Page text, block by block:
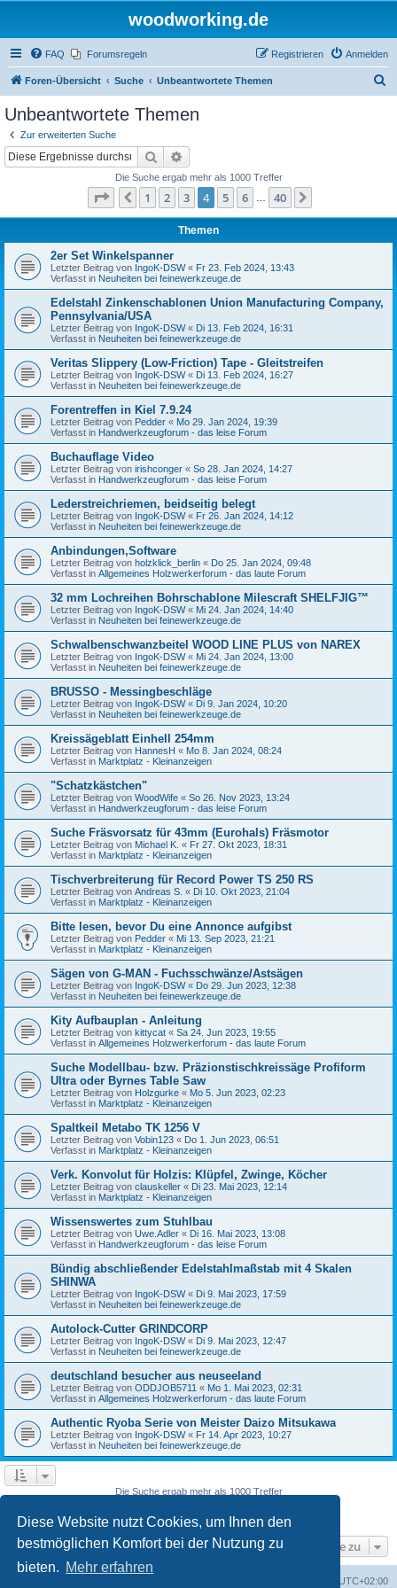
Diese Website nutzt Cookies, um Ihnen den
bestmöglichen Komfort bei der Nutzung zu
bieten. Mehr erfahren
woodworking.de
FAQ Forumsregeln Anmelden
Registrieren
Foren-Übersicht Suche Unbeantwortete Themen
Unbeantwortete Themen
Zur erweiterten Suche
Suche
Die Suche ergab mehr als 1000 Treffer
Seite von
Vorherige
1 2 3 4 5 6 40
Themen
2er Set Winkelspanner
Letzter Beitrag von IngoK-DSW« Fr 23. Feb 2024, 13:43
Verfasst in Neuheiten bei feinewerkzeuge.de
Edelstahl Zinkenschablonen Union Manufacturing Company,
Pennsylvania/USA
Letzter Beitrag von IngoK-DSW« Di 13. Feb 2024, 16:31
Verfasst in Neuheiten bei feinewerkzeuge.de
Veritas Slippery (Low-Friction) Tape - Gleitstreifen
Letzter Beitrag von IngoK-DSW« Di 13. Feb 2024, 16:27
Verfasst in Neuheiten bei feinewerkzeuge.de
Forentreffen in Kiel 7.9.24
Letzter Beitrag von Pedder « Mo 29. Jan 2024, 19:39
Verfasst in Handwerkzeugforum - das leise Forum
Buchauflage Video
Letzter Beitrag von irishconger « So 28. Jan 2024, 14:27
Verfasst in Handwerkzeugforum - das leise Forum
Lederstreichriemen, beidseitig belegt
Letzter Beitrag von IngoK-DSW« Fr 26. Jan 2024, 14:12
Verfasst in Neuheiten bei feinewerkzeuge.de
Anbindungen,Software
Letzter Beitrag von holzklick_berlin « Do 25. Jan 2024, 09:48
Verfasst in Allgemeines Holzwerkerforum - das laute Forum
32 mm Lochreihen Bohrschablone Milescraft SHELFJIG™
Letzter Beitrag von IngoK-DSW« Mi 24. Jan 2024, 14:40
Verfasst in Neuheiten bei feinewerkzeuge.de
Schwalbenschwanzbeitel WOOD LINE PLUS von NAREX
Letzter Beitrag von IngoK-DSW« Mi 24. Jan 2024, 13:00
Verfasst in Neuheiten bei feinewerkzeuge.de
BRUSSO - Messingbeschläge
Letzter Beitrag von IngoK-DSW« Di 9. Jan 2024, 10:20
Verfasst in Neuheiten bei feinewerkzeuge.de
Kreissägeblatt Einhell 254mm
Letzter Beitrag von HannesH « Mo 8. Jan 2024, 08:24
Verfasst in Marktplatz - Kleinanzeigen
"Schatzkästchen"
Letzter Beitrag von WoodWife « So 26. Nov 2023, 13:24
Verfasst in Handwerkzeugforum - das leise Forum
Suche Fräsvorsatz für 43mm (Eurohals) Fräsmotor
Letzter Beitrag von Michael K. « Fr 27. Okt 2023, 18:31
Verfasst in Marktplatz - Kleinanzeigen
Tischverbreiterung für Record Power TS 250 RS
Letzter Beitrag von Andreas S. « Di 10. Okt 2023, 21:04
Verfasst in Marktplatz - Kleinanzeigen
Bitte lesen, bevor Du eine Annonce aufgibst
Letzter Beitrag von Pedder « Mi 13. Sep 2023, 21:21
Verfasst in Marktplatz - Kleinanzeigen
Sägen von G-MAN - Fuchsschwänze/Astsägen
Letzter Beitrag von IngoK-DSW« Do 29. Jun 2023, 12:38
Verfasst in Neuheiten bei feinewerkzeuge.de
Kity Aufbauplan - Anleitung
Letzter Beitrag von kittycat « Sa 24. Jun 2023, 19:55
Verfasst in Allgemeines Holzwerkerforum - das laute Forum
Suche Modellbau- bzw. Präzionstischkreissäge Profiform
Ultra oder Byrnes Table Saw
Letzter Beitrag von Holzgurke « Mo 5. Jun 2023, 02:23
Verfasst in Marktplatz - Kleinanzeigen
Spaltkeil Metabo TK 1256 V
Letzter Beitrag von Vobin123 « Do 1. Jun 2023, 06:51
Verfasst in Marktplatz - Kleinanzeigen
Verk. Konvolut für Holzis: Klüpfel, Zwinge, Köcher
Letzter Beitrag von clauskeller « Di 23. Mai 2023, 12:14
Verfasst in Marktplatz - Kleinanzeigen
Wissenswertes zum Stuhlbau
Letzter Beitrag von Uwe.Adler « Di 16. Mai 2023, 13:08
Verfasst in Handwerkzeugforum - das leise Forum
Bündig abschließender Edelstahlmaßstab mit 4 Skalen
SHINWA
Letzter Beitrag von IngoK-DSW« Di 9. Mai 2023, 17:59
Verfasst in Neuheiten bei feinewerkzeuge.de
Autolock-Cutter GRINDCORP
Letzter Beitrag von IngoK-DSW« Di 9. Mai 2023, 12:47
Verfasst in Neuheiten bei feinewerkzeuge.de
deutschland besucher aus neuseeland
Letzter Beitrag von ODDJOB5711 « Mo 1. Mai 2023, 02:31
Verfasst in Allgemeines Holzwerkerforum - das laute Forum
Authentic Ryoba Serie von Meister Daizo Mitsukawa
Letzter Beitrag von IngoK-DSW« Fr 14. Apr 2023, 10:27
Verfasst in Neuheiten bei feinewerkzeuge.de
Die Suche ergab mehr als 1000 Treffer
Gehe zu
UTC+02:00